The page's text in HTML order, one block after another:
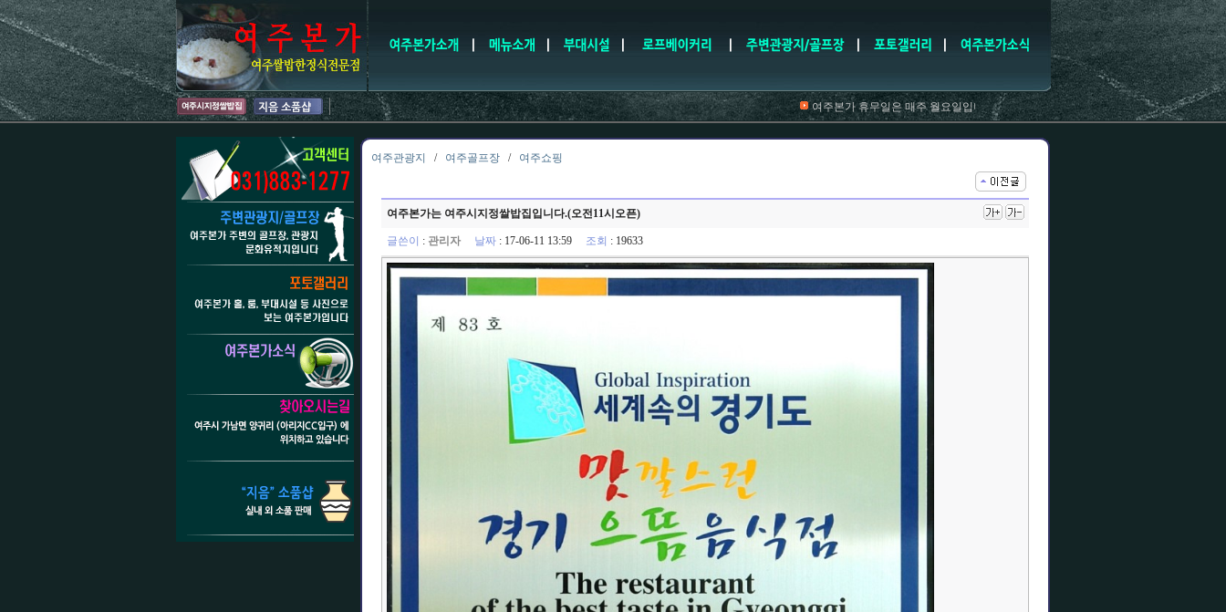
여주본가 휴무일은 매주 월요일입니다 여주본가는 여주시지정쌀밥집입니다.(오전11
여주관광지 / 여주골프장/ 여주쇼핑
여주본가는 여주시지정쌀밥집입니다.(오전11시오픈)
글쓴이 : 관리자 날짜: 17-06-11 13:59 조회 : 19633